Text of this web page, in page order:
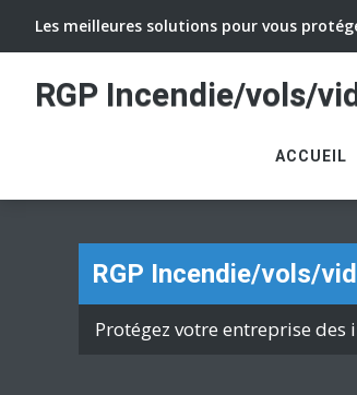
Les meilleures solutions pour vous
RGP Incendie/vols/
ACCUEIL
RGP Incendie/vols/
Protégez votre entreprise des